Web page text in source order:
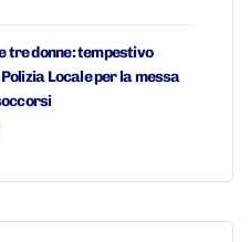
tre donne: tempestivo
Locale per la messa